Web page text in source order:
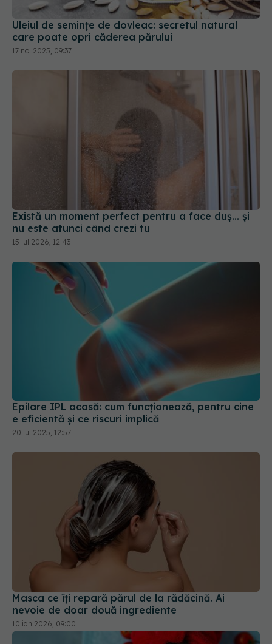
Uleiul de semințe de dovleac: secretul natural
care poate opri căderea părului
17 noi 2025, 09:37
Există un moment perfect pentru a face duș... și
nu este atunci când crezi tu
15 iul 2026, 12:43
Epilare IPL acasă: cum funcționează, pentru cine
e eficientă și ce riscuri implică
20 iul 2025, 12:57
Masca ce îți repară părul de la rădăcină. Ai
nevoie de doar două ingrediente
10 ian 2026, 09:00